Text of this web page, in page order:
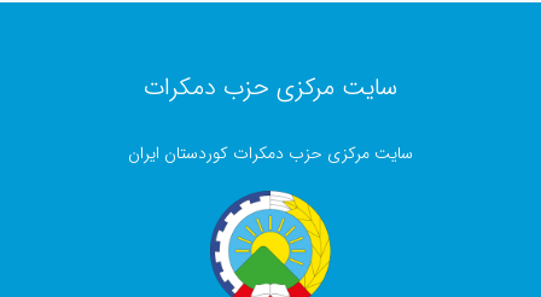
سایت مرکزی حزب دمکرات
سایت مرکزی حزب دمکرات کوردستان ایران